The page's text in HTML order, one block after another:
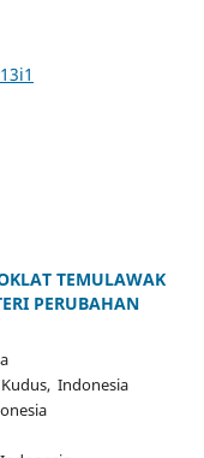
TEMULAWAK
PERUBAHAN
Indonesia